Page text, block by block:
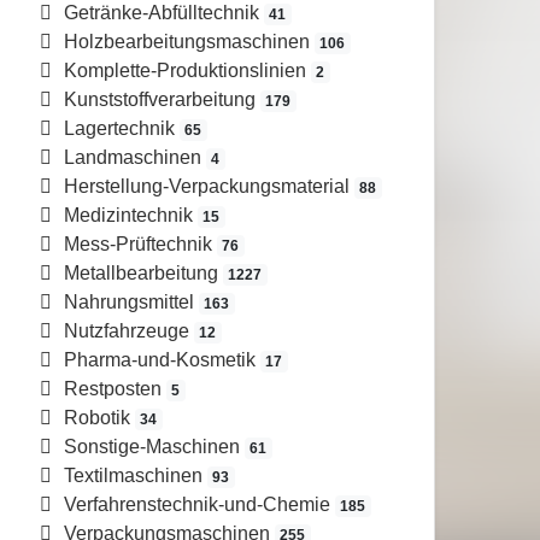
Getränke-Abfülltechnik 41
Holzbearbeitungsmaschinen 106
Komplette-Produktionslinien 2
Kunststoffverarbeitung 179
Lagertechnik 65
Landmaschinen 4
Herstellung-Verpackungsmaterial 88
Medizintechnik 15
Mess-Prüftechnik 76
Metallbearbeitung 1227
Nahrungsmittel 163
Nutzfahrzeuge 12
Pharma-und-Kosmetik 17
Restposten 5
Robotik 34
Sonstige-Maschinen 61
Textilmaschinen 93
Verfahrenstechnik-und-Chemie 185
Verpackungsmaschinen 255